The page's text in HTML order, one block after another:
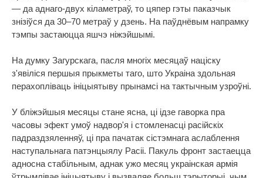
— да аднаго-двух кіламетраў, то цяпер гэты паказчык
знізіўся да 30–70 метраў у дзень. На паўднёвым напрамку
тэмпы застаюцца яшчэ ніжэйшымі.
На думку Загурскага, пасля многіх месяцаў націску
з'явіліся першыя прыкметы таго, што Украіна здольная
перахопліваць ініцыятыву прынамсі на тактычным узроўні.
У бліжэйшыя месяцы стане ясна, ці ідзе гаворка пра
часовы эфект умоў надвор'я і стомленасці расійскіх
падраздзяленняў, ці пра пачатак сістэмнага аслаблення
наступальнага патэнцыялу Расіі. Пакуль фронт застаецца
адносна стабільным, аднак ужо месяц украінская армія